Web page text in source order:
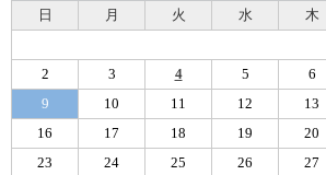
日
月 火 水 木
2
3 4 5 6
9
10 11 12 13
16
17 18 19 20
23
24 25 26 27